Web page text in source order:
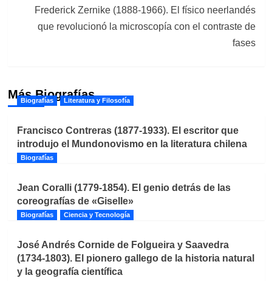
Frederick Zernike (1888-1966). El físico neerlandés
que revolucionó la microscopía con el contraste de
fases
Más Biografías
Biografías Literatura y Filosofía
Francisco Contreras (1877-1933). El escritor que
introdujo el Mundonovismo en la literatura chilena
Biografías
Jean Coralli (1779-1854). El genio detrás de las
coreografías de «Giselle»
Biografías Ciencia y Tecnología
José Andrés Cornide de Folgueira y Saavedra
(1734-1803). El pionero gallego de la historia natural
y la geografía científica